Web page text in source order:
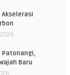
Patonangi,
Baru